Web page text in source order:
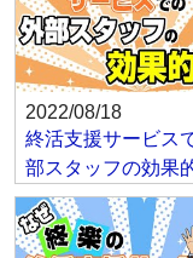
2022/08/18
終活支援サービス
部スタッフの効果